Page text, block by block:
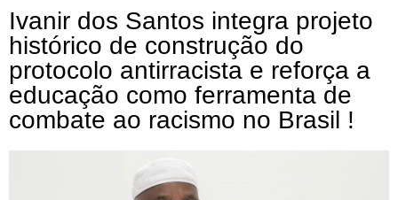
Ivanir dos Santos integra projeto
histórico de construção do
protocolo antirracista e reforça a
educação como ferramenta de
combate ao racismo no Brasil !